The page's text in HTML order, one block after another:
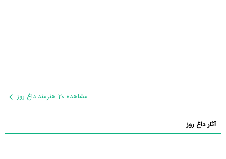
مشاهده 20 هنرمند داغ روز
آثار داغ روز